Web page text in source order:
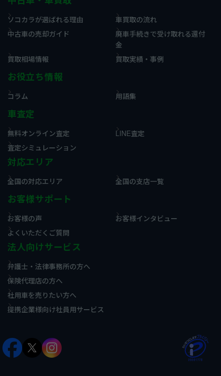
ソコカラが選ばれる理由
車買取の流れ
中古車の売却ガイド
廃車手続きで受け取れる還付
金
買取相場情報
買取実績・事例
お役立ち情報
コラム 用語集
車査定
無料オンライン査定
LINE査定
査定シミュレーション
対応エリア
全国の対応エリア 全国の支店一覧
お客様サポート
お客様の声
お客様インタビュー
よくいただくご質問
法人向けサービス
弁護士・法律事務所の方へ
保険代理店の方へ
社用車を売りたい方へ
提携企業様向け社員用サービス